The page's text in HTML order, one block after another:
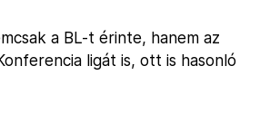
a BL-t érinte, hanem az
ligát is, ott is hasonló